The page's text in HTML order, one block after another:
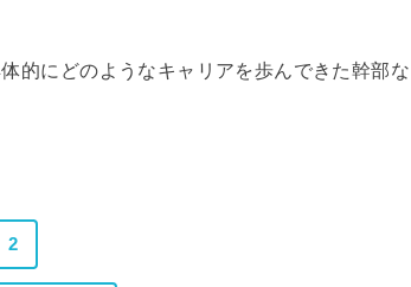
的にどのようなキャリアを歩んできた幹部な
2